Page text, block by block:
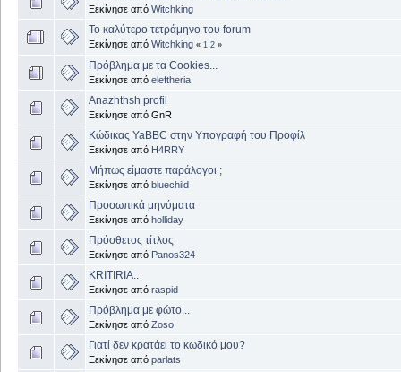
Ξεκίνησε από Witchking
Το καλύτερο τετράμηνο του forum
Ξεκίνησε από Witchking « 1 2 »
Πρόβλημα με τα Cookies...
Ξεκίνησε από eleftheria
Anazhthsh profil
Ξεκίνησε από GnR
Κώδικας YaBBC στην Υπογραφή του Προφίλ
Ξεκίνησε από H4RRY
Μήπως είμαστε παράλογοι ;
Ξεκίνησε από bluechild
Προσωπικά μηνύματα
Ξεκίνησε από holliday
Πρόσθετος τίτλος
Ξεκίνησε από Panos324
KRITIRIA..
Ξεκίνησε από raspid
Πρόβλημα με φώτο...
Ξεκίνησε από Zoso
Γιατί δεν κρατάει το κωδικό μου?
Ξεκίνησε από parlats